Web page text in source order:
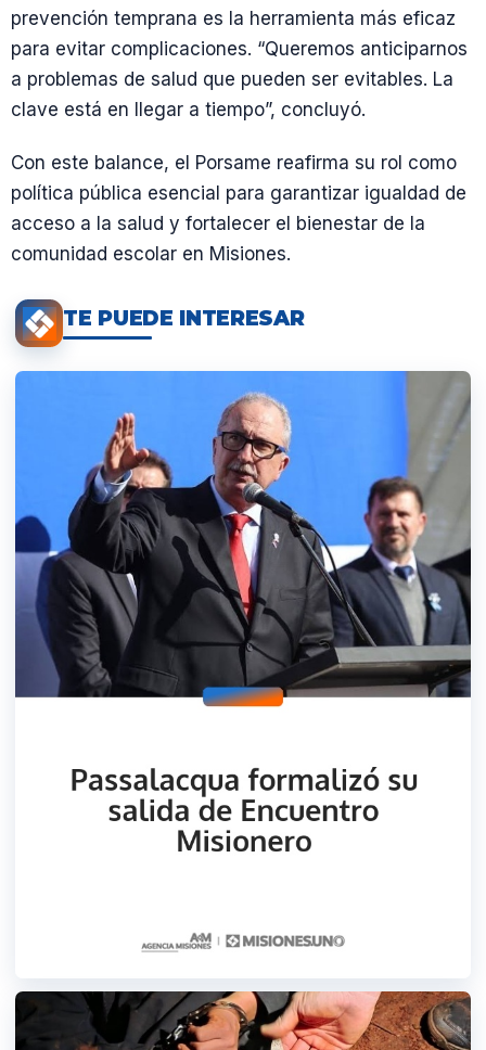
prevención temprana es la herramienta más eficaz
para evitar complicaciones. “Queremos anticiparnos
a problemas de salud que pueden ser evitables. La
clave está en llegar a tiempo”, concluyó.
Con este balance, el Porsame reafirma su rol como
política pública esencial para garantizar igualdad de
acceso a la salud y fortalecer el bienestar de la
comunidad escolar en Misiones.
TE PUEDE INTERESAR